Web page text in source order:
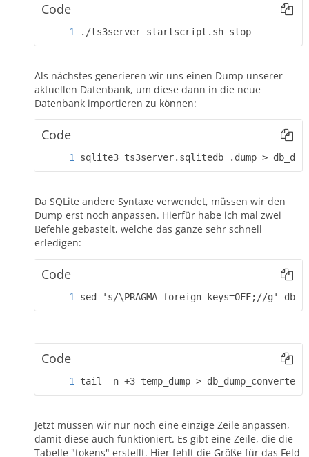
Code
./ts3server_startscript.sh stop
Als nächstes generieren wir uns einen Dump unserer
aktuellen Datenbank, um diese dann in die neue
Datenbank importieren zu können:
Code
sqlite3 ts3server.sqlitedb .dump >
Da SQLite andere Syntaxe verwendet, müssen wir den
Dump erst noch anpassen. Hierfür habe ich mal zwei
Befehle gebastelt, welche das ganze sehr schnell
erledigen:
Code
sed 's/\PRAGMA foreign_keys=OFF;//g'
Code
tail -n +3 temp_dump > db_dump_converted
Jetzt müssen wir nur noch eine einzige Zeile anpassen,
damit diese auch funktioniert. Es gibt eine Zeile, die die
Tabelle "tokens" erstellt. Hier fehlt die Größe für das Feld